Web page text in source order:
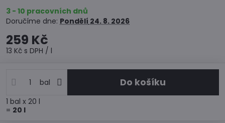
3 - 10 pracovních dnů
Doručíme dne: Pondělí 24. 8. 2026
259 Kč
13 Kč s DPH / l
bal Do košíku
1 bal x 20 l
= 20 l